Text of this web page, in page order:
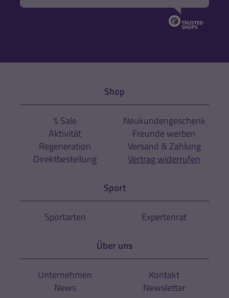
Shop
% Sale
Aktivität
Regeneration
Direktbestellung
Neukundengeschenk
Freunde werben
Versand & Zahlung
Vertrag widerrufen
Sport
Sportarten Expertenrat
Über uns
Unternehmen
News
Kontakt
Newsletter